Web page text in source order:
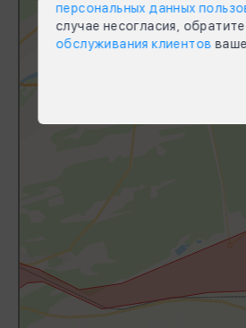
персональных данных
случае несогласия,
обслуживания клиентов